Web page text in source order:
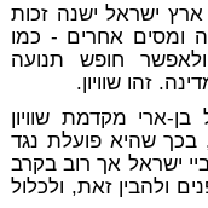
ארץ ישראל ישנה זכות
ומסים אחרים - כמו
חופש תנועה
זהו שוויון.
ארי מקדמת שוויון
בכך שהיא פועלת נגד
ישראל אך רוב בקרב
ולהבין זאת, ולכלול